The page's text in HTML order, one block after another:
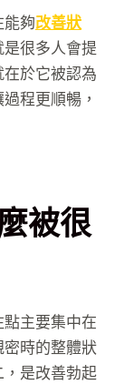
夠改善狀
是很多人會提
於它被認為
程更順暢，
被很
主要集中在
時的整體狀
是改善勃起